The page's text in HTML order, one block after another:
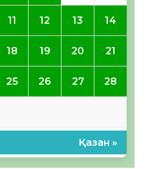
11 12 13 14
18 19 20 21
25 26 27 28
Қазан »